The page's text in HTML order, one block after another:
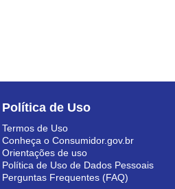
Política de Uso
Termos de Uso
Conheça o Consumidor.gov.br
Orientações de uso
Política de Uso de Dados Pessoais
Perguntas Frequentes (FAQ)